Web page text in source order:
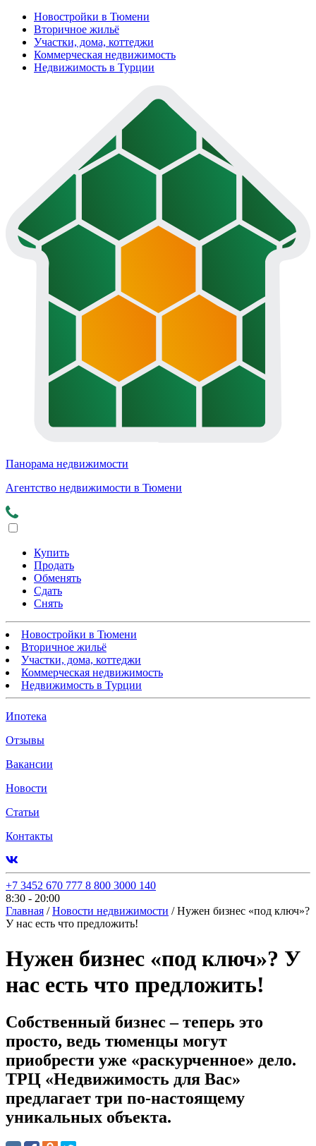
Новостройки в Тюмени
Вторичное жильё
Участки, дома, коттеджи
Коммерческая недвижимость
Недвижимость в Турции
Панорама недвижимости
Агентство недвижимости в Тюмени
Купить
Продать
Обменять
Сдать
Снять
Новостройки в Тюмени
Вторичное жильё
Участки, дома, коттеджи
Коммерческая недвижимость
Недвижимость в Турции
Ипотека
Отзывы
Вакансии
Новости
Статьи
Контакты
+7 3452 670 777 8 800 3000 140
8:30 - 20:00
Главная / Новости недвижимости / Нужен бизнес «под ключ»?
У нас есть что предложить!
Нужен бизнес «под ключ»? У
нас есть что предложить!
Собственный бизнес – теперь это
просто, ведь тюменцы могут
приобрести уже «раскурченное» дело.
ТРЦ «Недвижимость для Вас»
предлагает три по-настоящему
уникальных объекта.